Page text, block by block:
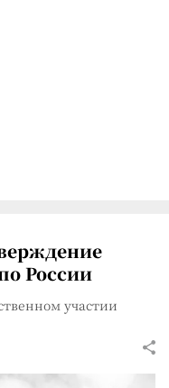
России
участии